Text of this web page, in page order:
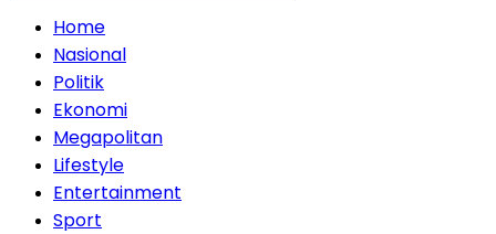
Home
Nasional
Politik
Ekonomi
Megapolitan
Lifestyle
Entertainment
Sport